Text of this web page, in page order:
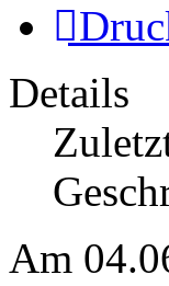
Details
Am